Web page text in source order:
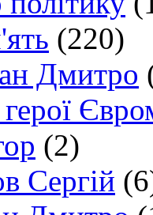
(220)
Дмитро
герої
(2)
Сергій